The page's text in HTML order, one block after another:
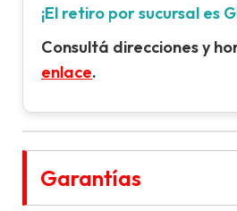
¡El retiro por sucursal es
Consultá direcciones y
enlace.
Garantías